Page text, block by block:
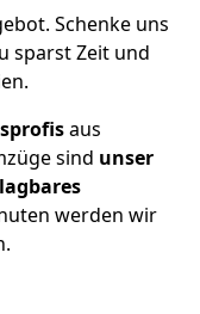
Schenke uns
sparst Zeit und
aus
sind unser
werden wir